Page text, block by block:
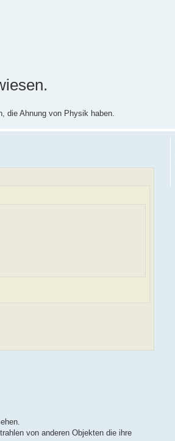
die Ahnung von Physik haben.
von anderen Objekten die ihre